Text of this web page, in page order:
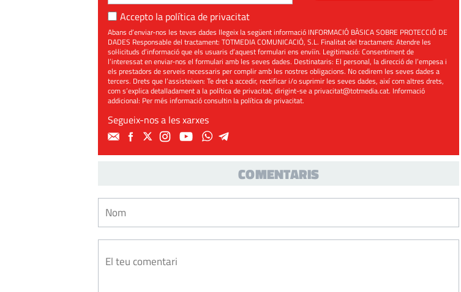
Accepto la política de privacitat
Abans d’enviar-nos les teves dades llegeix la següent informació INFORMACIÓ BÀSICA SOBRE PROTECCIÓ DE
DADES Responsable del tractament: TOTMEDIA COMUNICACIÓ, S.L. Finalitat del tractament: Atendre les
sol·licituds d’informació que els usuaris d’aquest formulari ens enviïn. Legitimació: Consentiment de
l’interessat en enviar-nos el formulari amb les seves dades. Destinataris: El personal, la direcció de l’empesa i
els prestadors de serveis necessaris per complir amb les nostres obligacions. No cedirem les seves dades a
tercers. Drets que l’assisteixen: Te dret a accedir, rectificar i/o suprimir les seves dades, així com altres drets,
com s’explica detalladament a la política de privacitat, dirigint-se aprivacitat@totmedia.cat. Informació
addicional: Per més informació consultin lapolítica de privacitat.
Segueix-nos a les xarxes
COMENTARIS